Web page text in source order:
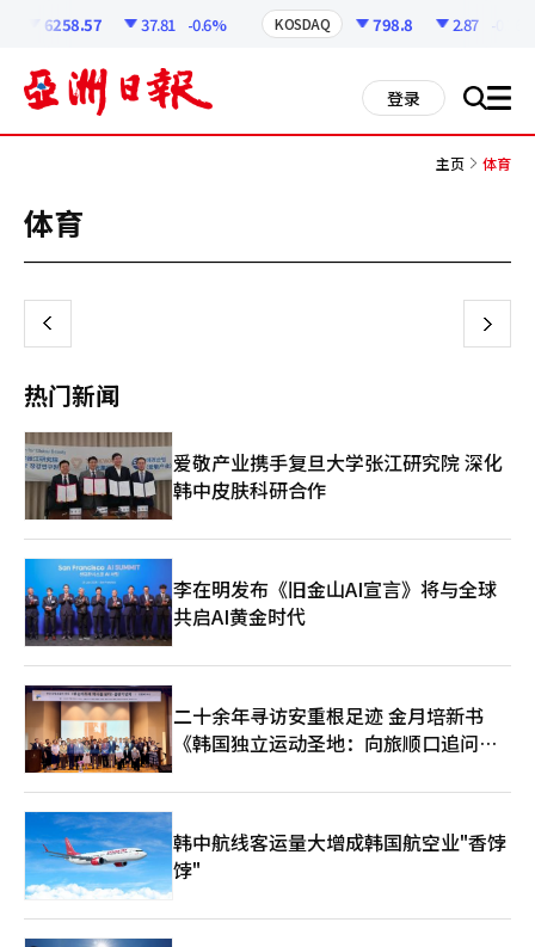
6258.57 37.81 -0.6% KOSDAQ 798.8 2.87 -0.36%
登录 搜 all
主页 体育
体育
上
页
下
热门新闻
爱敬产业携手复旦大学张江研究院 深化
韩中皮肤科研合作
李在明发布《旧金山AI宣言》将与全球
共启AI黄金时代
二十余年寻访安重根足迹 金月培新书
《韩国独立运动圣地：向旅顺口追问历
韩中航线客运量大增成韩国航空业"香饽
饽"